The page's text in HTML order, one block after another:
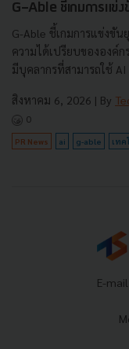
G-Able ชี้เกมการแข่
G-Able ชี้เกมการแข่งขั
ความได้เปรียบขององค์
มีบุคลากรที่สามารถใช้
สิงหาคม 6, 2026 | By
0
PR News ai g-able เทค
E-